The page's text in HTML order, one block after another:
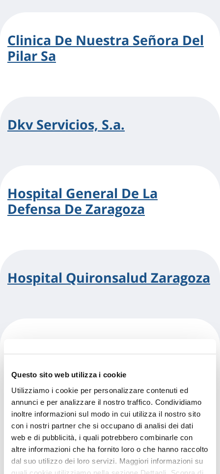
Questo sito web utilizza i cookie
Utilizziamo i cookie per personalizzare contenuti ed
annunci e per analizzare il nostro traffico. Condividiamo
inoltre informazioni sul modo in cui utilizza il nostro sito
con i nostri partner che si occupano di analisi dei dati
web e di pubblicità, i quali potrebbero combinarle con
altre informazioni che ha fornito loro o che hanno raccolto
dal suo utilizzo dei loro servizi. Maggiori informazioni su
Clinica De Nuestra Señora Del
Pilar Sa
Dkv Servicios, S.a.
Hospital General De La
Defensa De Zaragoza
Hospital Quironsalud Zaragoza